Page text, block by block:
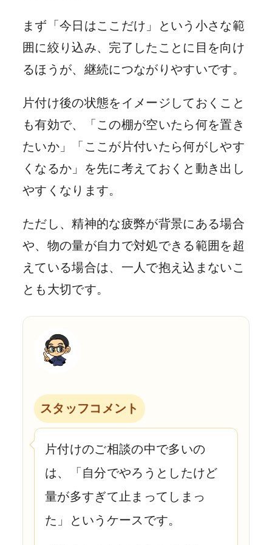
まず「今日はここだけ」という小さな範
囲に絞り込み、完了したことに目を向け
るほうが、継続につながりやすいです。
片付け後の状態をイメージしておくこと
も有効で、「この棚が空いたら何を置き
たいか」「ここが片付いたら何がしやす
くなるか」を先に考えておくと動き出し
やすくなります。
ただし、精神的な疲弊が背景にある場合
や、物の量が自力で対処できる範囲を超
えている場合は、一人で抱え込まないこ
とも大切です。
スタッフコメント
片付けのご相談の中で多いの
は、「自分でやろうとしたけど
量が多すぎて止まってしまっ
た」というケースです。